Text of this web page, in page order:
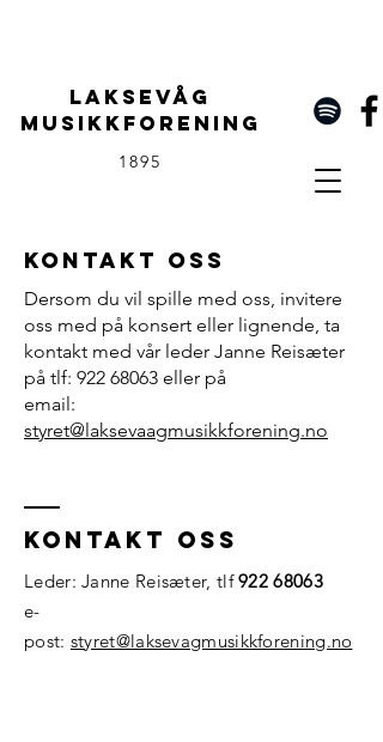
LAKSEVÅG
MUSIKKFORENING
1895
Kontakt oss
Dersom du vil spille med oss, invitere
oss med på konsert eller lignende, ta
kontakt med vår leder Janne Reisæter
på tlf: 922 68063 eller på
email:
styret@laksevaagmusikkforening.no
Kontakt oss
Leder: Janne Reisæter, tlf922 68063
e-
post: styret@laksevagmusikkforening.no